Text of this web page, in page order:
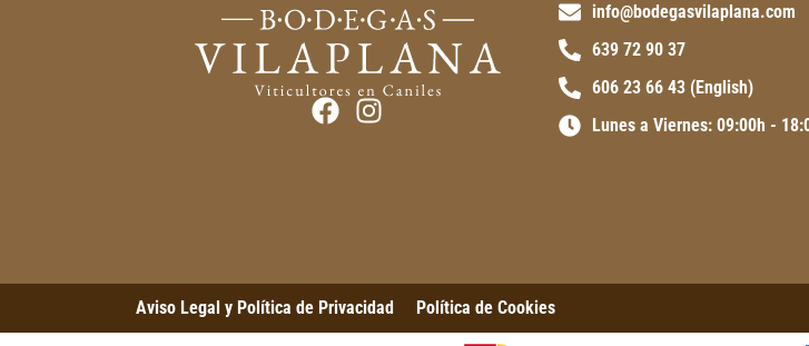
info@bodegasvilaplana.com
639 72 90 37
606 23 66 43 (English)
Lunes a Viernes: 09:00h -
Aviso Legal y Política de Privacidad Política de Cookies